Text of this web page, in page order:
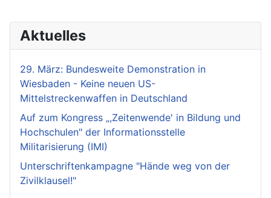
Aktuelles
29. März: Bundesweite Demonstration in
Wiesbaden - Keine neuen US-
Mittelstreckenwaffen in Deutschland
Auf zum Kongress „,Zeitenwende' in Bildung und
Hochschulen" der Informationsstelle
Militarisierung (IMI)
Unterschriftenkampagne "Hände weg von der
Zivilklausel!"